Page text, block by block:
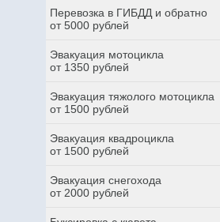
Перевозка в ГИБДД и обратно
от 5000 рублей
Эвакуация мотоцикла
от 1350 рублей
Эвакуация тяжолого мотоцикла
от 1500 рублей
Эвакуация квадроцикла
от 1500 рублей
Эвакуация снегохода
от 2000 рублей